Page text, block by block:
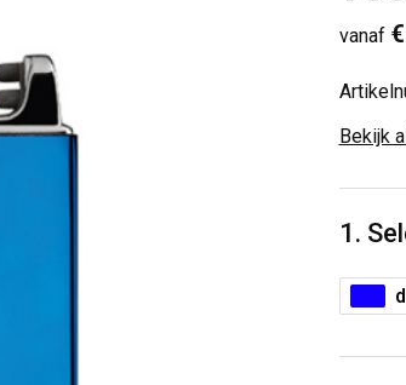
vanaf
Bekijk
1.